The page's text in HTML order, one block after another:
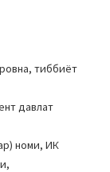
тиббиёт
давлат
номи, ИК